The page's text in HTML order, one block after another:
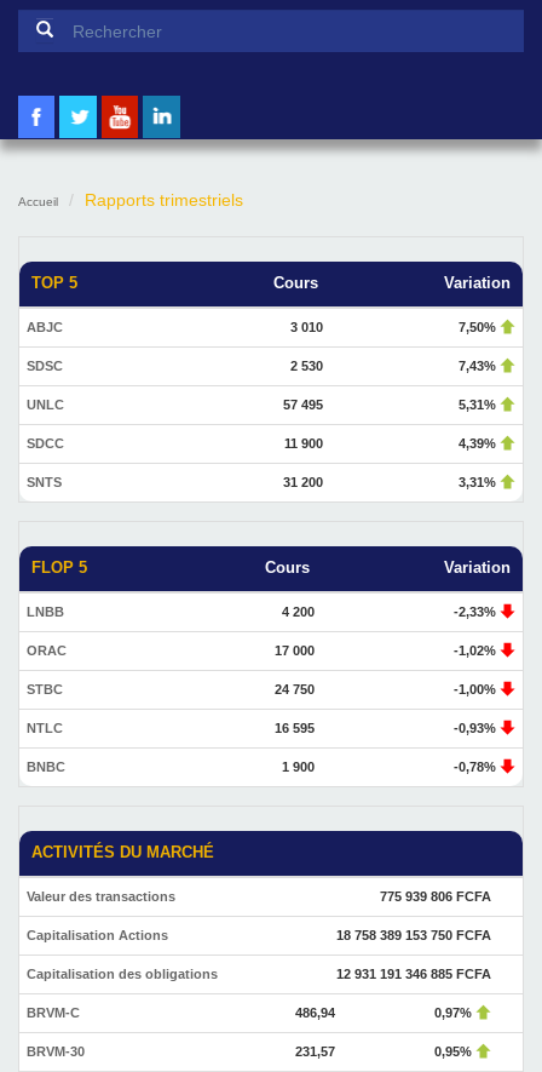
Formulaire de recherche
Accueil Rapports trimestriels
TOP 5 Cours Variation
ABJC 3 010 7,50%
SDSC 2 530 7,43%
UNLC 57 495 5,31%
SDCC 11 900 4,39%
SNTS 31 200 3,31%
FLOP 5 Cours Variation
LNBB 4 200 -2,33%
ORAC 17 000 -1,02%
STBC 24 750 -1,00%
NTLC 16 595 -0,93%
BNBC 1 900 -0,78%
ACTIVITÉS DU MARCHÉ
Valeur des transactions 775 939 806 FCFA
Capitalisation Actions 18 758 389 153 750 FCFA
Capitalisation des obligations 12 931 191 346 885 FCFA
BRVM-C 486,94 0,97%
BRVM-30 231,57 0,95%